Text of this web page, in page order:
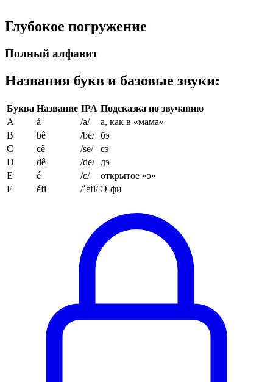
Глубокое погружение
Полный алфавит
Названия букв и базовые звуки:
Буква Название IPA Подсказка по звучанию
A
á /a/
а, как в «мама»
B
bê /be/ бэ
C
cê /se/
сэ
D
dê /de/
дэ
E
é /ɛ/
открытое «э»
F
éfi /ˈɛfi/ Э-фи